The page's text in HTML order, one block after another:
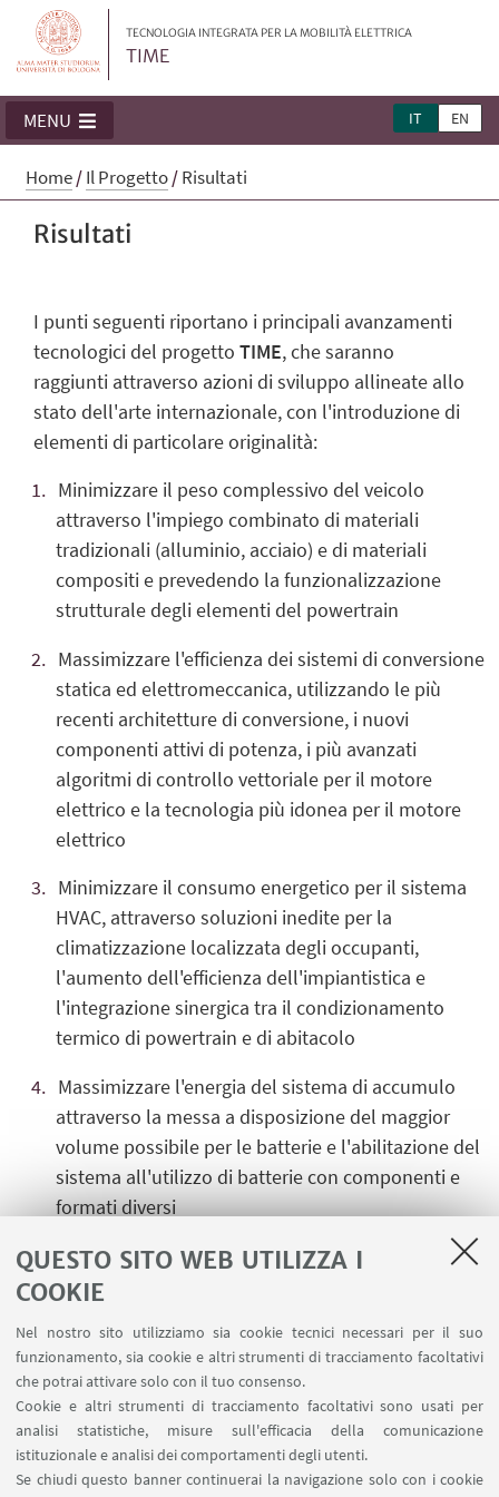
QUESTO SITO WEB UTILIZZA I
COOKIE
Nel nostro sito utilizziamo sia cookie tecnici necessari per il suo
funzionamento, sia cookie e altri strumenti di tracciamento facoltativi
che potrai attivare solo con il tuo consenso.
Cookie e altri strumenti di tracciamento facoltativi sono usati per
analisi statistiche, misure sull'efficacia della comunicazione
istituzionale e analisi dei comportamenti degli utenti.
Se chiudi questo banner continuerai la navigazione solo con i cookie
TECNOLOGIA INTEGRATA PER LA MOBILITÀ ELETTRICA
TIME
IT EN
MENU
Home/Il Progetto/Risultati
Risultati
I punti seguenti riportano i principali avanzamenti
tecnologici del progetto TIME, che saranno
raggiunti attraverso azioni di sviluppo allineate allo
stato dell'arte internazionale, con l'introduzione di
elementi di particolare originalità:
Minimizzare il peso complessivo del veicolo
attraverso l'impiego combinato di materiali
tradizionali (alluminio, acciaio) e di materiali
compositi e prevedendo la funzionalizzazione
strutturale degli elementi del powertrain
Massimizzare l'efficienza dei sistemi di conversione
statica ed elettromeccanica, utilizzando le più
recenti architetture di conversione, i nuovi
componenti attivi di potenza, i più avanzati
algoritmi di controllo vettoriale per il motore
elettrico e la tecnologia più idonea per il motore
elettrico
Minimizzare il consumo energetico per il sistema
HVAC, attraverso soluzioni inedite per la
climatizzazione localizzata degli occupanti,
l'aumento dell'efficienza dell'impiantistica e
l'integrazione sinergica tra il condizionamento
termico di powertrain e di abitacolo
Massimizzare l'energia del sistema di accumulo
attraverso la messa a disposizione del maggior
volume possibile per le batterie e l'abilitazione del
sistema all'utilizzo di batterie con componenti e
formati diversi
Facilitare l'installazione del powertrain sul veicolo
e incrementare la sua sicurezza intrinseca,
meccanicamente compatto, totalmente integrato
dal punto di vista elettrico e funzionale
Massimizzare l'interazione uomo-macchina
attraverso elevati comfort e percezione della guida
attraverso l'implementazione di interfacce utente